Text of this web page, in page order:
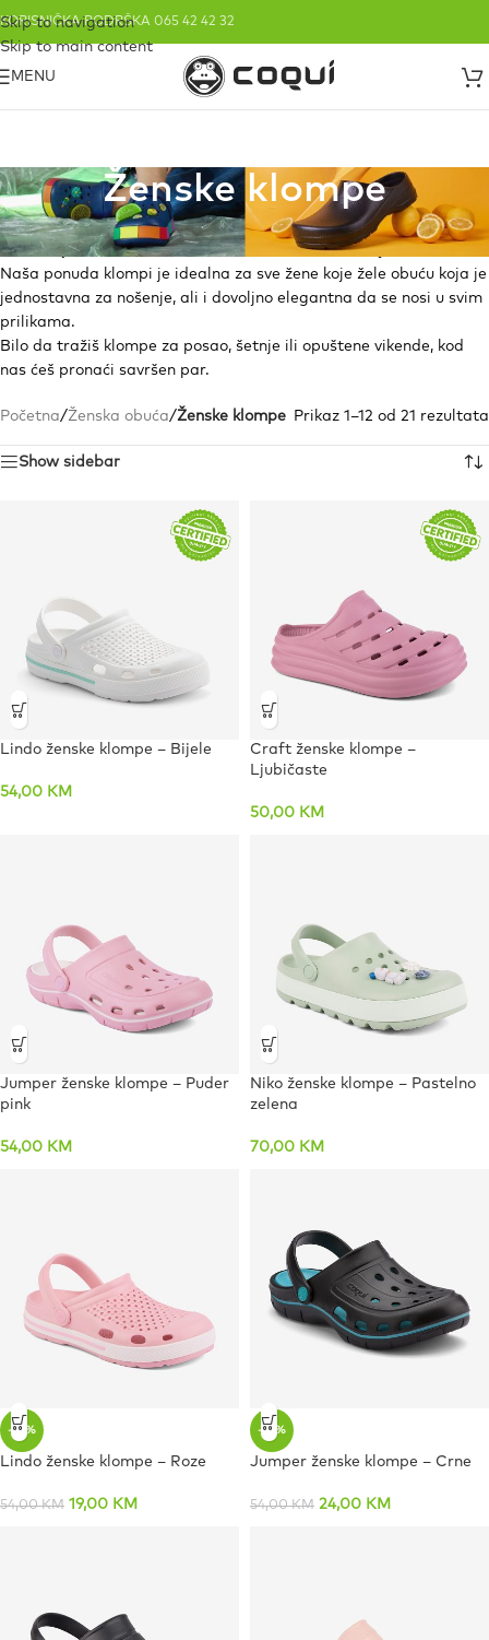
Skip to navigation
Skip to main content
KORISNIČKA PODRŠKA 065 42 42 32
MENU
Ženske klompe
NaCoqui.banudimo širok asortimanženskih klompi koji
kombinujuudobnost, funkcionalnost i moderan dizajn
Naša ponuda klompi je idealna za sve žene koje žele obuću koja je
jednostavna za nošenje, ali i dovoljno elegantna da se nosi u svim
prilikama.
Bilo da tražiš klompe za posao, šetnje ili opuštene vikende, kod
nas ćeš pronaći savršen par.
Početna/Ženska obuća/Ženske klompe Prikaz 1–12 od 21 rezultata
Show sidebar
Lindo ženske klompe – Bijele
54,00 KM
Craft ženske klompe –
Ljubičaste
50,00 KM
Jumper ženske klompe – Puder
pink
54,00 KM
Niko ženske klompe – Pastelno
zelena
70,00 KM
-65%
Lindo ženske klompe – Roze
54,00KM 19,00 KM
-56%
Jumper ženske klompe – Crne
54,00KM 24,00 KM